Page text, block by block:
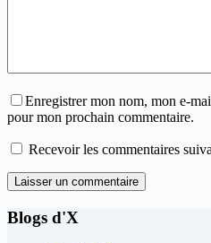
Enregistrer mon nom, mon e-
pour mon prochain commentaire.
Recevoir les commentaires
Laisser un commentaire
Blogs d'X